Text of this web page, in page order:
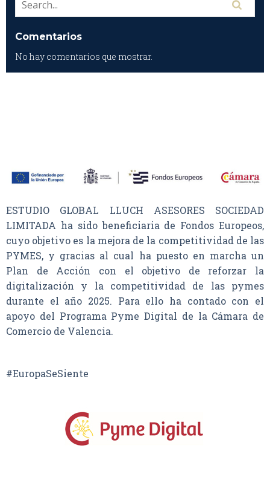
Comentarios
No hay comentarios que mostrar.
ESTUDIO GLOBAL LLUCH ASESORES SOCIEDAD
LIMITADA ha sido beneficiaria de Fondos Europeos,
cuyo objetivo es la mejora de la competitividad de las
PYMES, y gracias al cual ha puesto en marcha un
Plan de Acción con el objetivo de reforzar la
digitalización y la competitividad de las pymes
durante el año 2025. Para ello ha contado con el
apoyo del Programa Pyme Digital de la Cámara de
Comercio de Valencia.
#EuropaSeSiente